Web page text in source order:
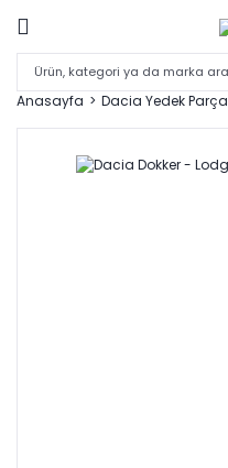
Anasayfa Dacia Yedek Parça